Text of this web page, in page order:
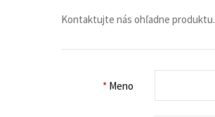
Kontaktujte nás ohľadne produktu.
* Meno